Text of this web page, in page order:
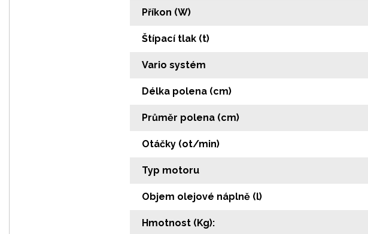
Příkon (W)
Štípací tlak (t)
Vario systém
Délka polena (cm)
Průměr polena (cm)
Otáčky (ot/min)
Typ motoru
Objem olejové náplně (l)
Hmotnost (Kg):